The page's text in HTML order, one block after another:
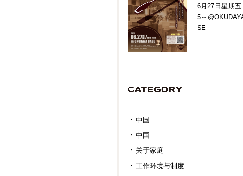
6月27日星期五
5～
SE
CATEGORY
中国
中国
关于家庭
工作环境与制度